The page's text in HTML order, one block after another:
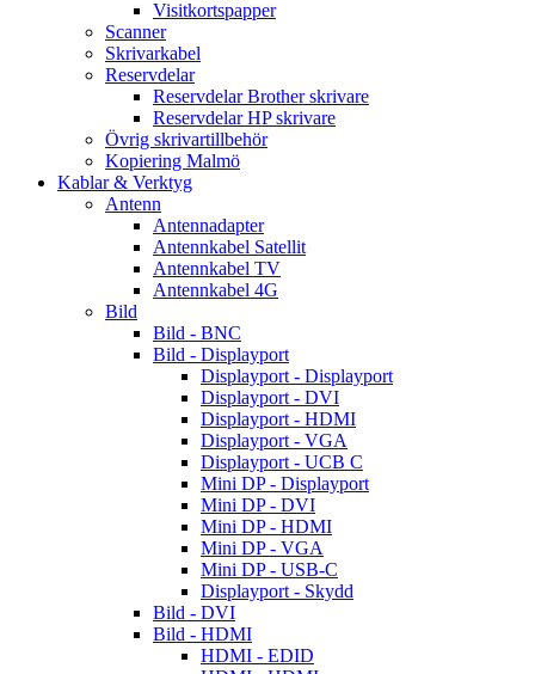
Visitkortspapper
Scanner
Skrivarkabel
Reservdelar
Reservdelar Brother skrivare
Reservdelar HP skrivare
Övrig skrivartillbehör
Kopiering Malmö
Kablar & Verktyg
Antenn
Antennadapter
Antennkabel Satellit
Antennkabel TV
Antennkabel 4G
Bild
Bild - BNC
Bild - Displayport
Displayport - Displayport
Displayport - DVI
Displayport - HDMI
Displayport - VGA
Displayport - UCB C
Mini DP - Displayport
Mini DP - DVI
Mini DP - HDMI
Mini DP - VGA
Mini DP - USB-C
Displayport - Skydd
Bild - DVI
Bild - HDMI
HDMI - EDID